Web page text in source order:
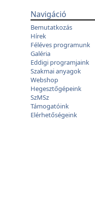
Navigáció
Bemutatkozás
Hírek
Féléves programunk
Galéria
Eddigi programjaink
Szakmai anyagok
Webshop
Hegesztőgépeink
SzMSz
Támogatóink
Elérhetőségeink